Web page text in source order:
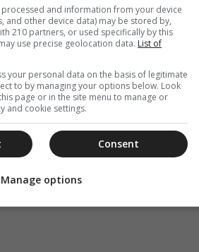
and information from your device
and other device data) may be stored by,
210 partners, or used specifically by this
use precise geolocation data. List of
your personal data on the basis of legitimate
to by managing your options below. Look
page or in the site menu to manage or
and cookie settings.
Consent
Manage options